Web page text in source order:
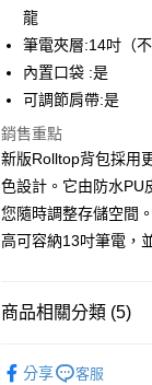
台新國際商業銀行
台灣樂天信用卡公司
元大商業銀行
玉山商業銀行
台灣樂天信用卡公司
運送方式
付款後全家取貨
每筆NT$80，滿
付款後7-11取貨
每筆NT$80，滿
黑貓宅急便
每筆NT$120，滿
每筆NT$120，滿
龍
筆電夾層:14吋（不
內置口袋 :是
可調節肩帶:是
銷售重點
新版Rolltop背包採用
色設計。它由防水PU
您隨時調整存儲空間
高可容納13吋筆電，
商品相關分類 (5)
分享 客服